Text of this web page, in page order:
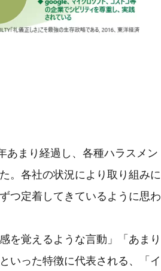
あまり経過し、各種ハラスメン
。各社の状況により取り組みに
つ定着してきているように思わ
を覚えるような言動」「あまり
いった特徴に代表される、「イ